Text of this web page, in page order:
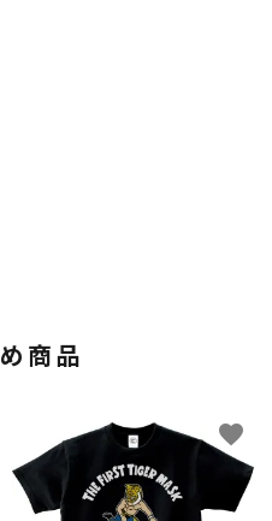
商品
favorite